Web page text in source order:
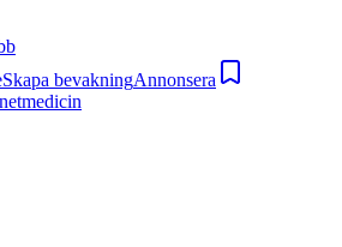
Skapa bevakningAnnonsera